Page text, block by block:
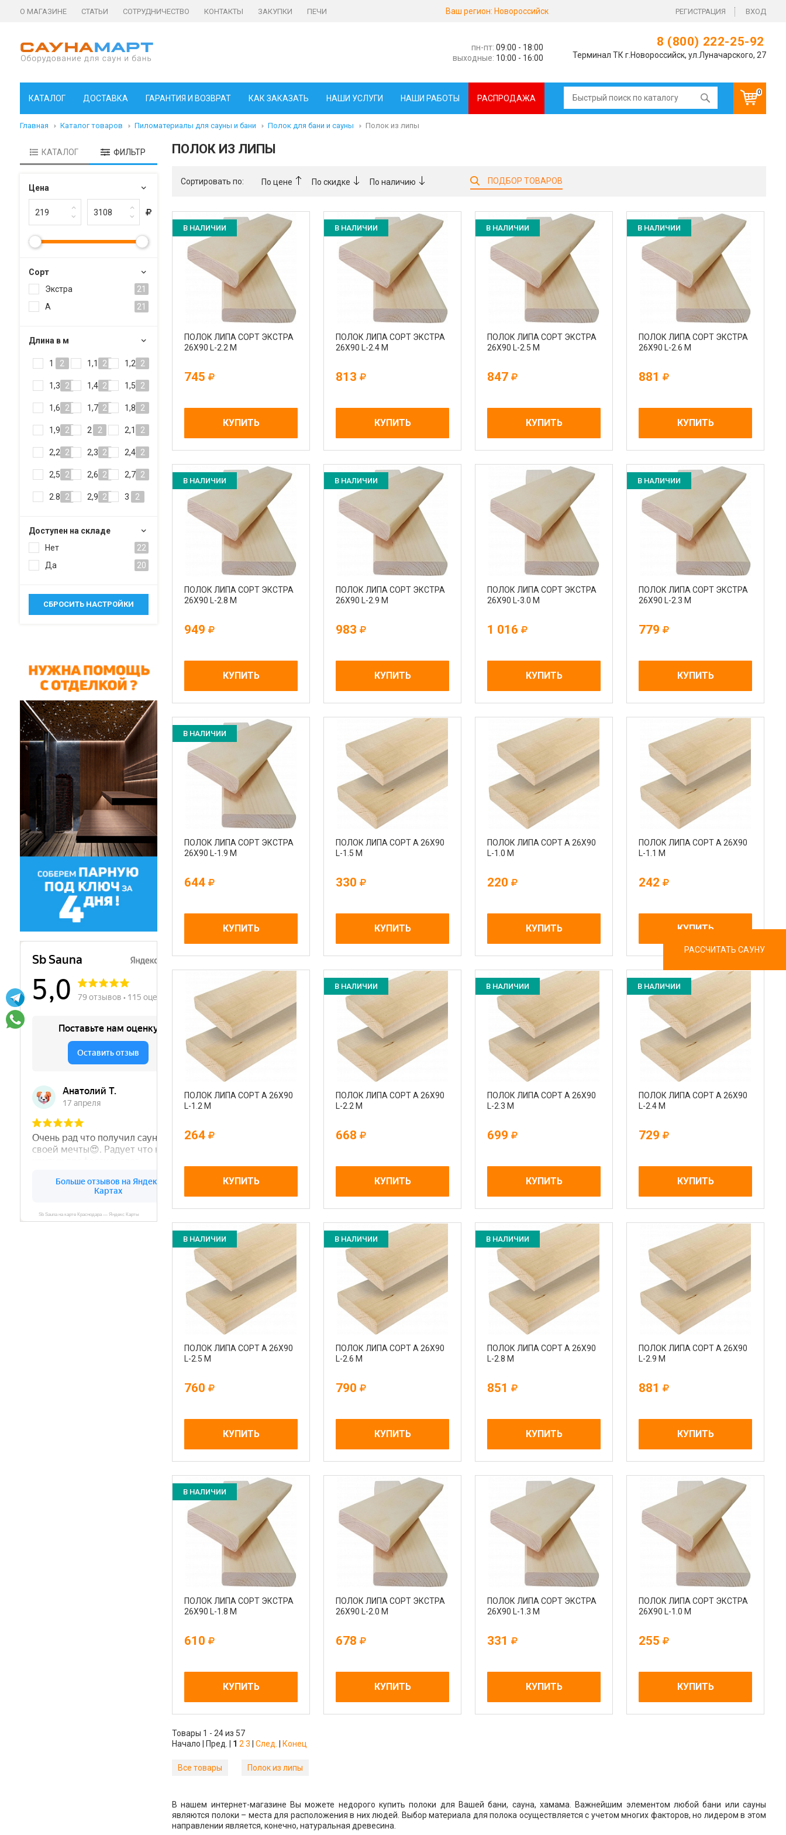
О МАГАЗИНЕ СТАТЬИ СОТРУДНИЧЕСТВО КОНТАКТЫ ЗАКУПКИ ПЕЧИ Ваш регион: Новороссийск РЕГИСТРАЦИЯ ВХОД
пн-пт: 09:00 - 18:00
выходные: 10:00 - 16:00
8 (800) 222-25-92
Терминал ТК г.Новороссийск, ул.Луначарского, 27
КАТАЛОГ ДОСТАВКА ГАРАНТИЯ И ВОЗВРАТ КАК ЗАКАЗАТЬ НАШИ УСЛУГИ НАШИ РАБОТЫ РАСПРОДАЖА
0
РАССЧИТАТЬ САУНУ
Главная Каталог товаров Пиломатериалы для сауны и бани Полок для бани и сауны Полок из липы
КАТАЛОГ ФИЛЬТР
Цена
Сорт
Экстра
21
А
21
Длина в м
1 2 1,1 2 1,2 2
1,3 2 1,4 2 1,5 2
1,6 2 1,7 2 1,8 2
1,9 2 2 2 2,1 2
2,2 2 2,3 2 2,4 2
2,5 2 2,6 2 2,7 2
2.8 2 2,9 2 3 2
Доступен на складе
Нет
22
Да
20
ПОЛОК ИЗ ЛИПЫ
Сортировать по: По цене По скидке По наличию ПОДБОР ТОВАРОВ
В НАЛИЧИИ
ПОЛОК ЛИПА СОРТ ЭКСТРА
26Х90 L-2.2 М
745
КУПИТЬ
В НАЛИЧИИ
ПОЛОК ЛИПА СОРТ ЭКСТРА
26Х90 L-2.4 М
813
КУПИТЬ
В НАЛИЧИИ
ПОЛОК ЛИПА СОРТ ЭКСТРА
26Х90 L-2.5 М
847
КУПИТЬ
В НАЛИЧИИ
ПОЛОК ЛИПА СОРТ ЭКСТРА
26Х90 L-2.6 М
881
КУПИТЬ
В НАЛИЧИИ
ПОЛОК ЛИПА СОРТ ЭКСТРА
26Х90 L-2.8 М
949
КУПИТЬ
В НАЛИЧИИ
ПОЛОК ЛИПА СОРТ ЭКСТРА
26Х90 L-2.9 М
983
КУПИТЬ
ПОЛОК ЛИПА СОРТ ЭКСТРА
26Х90 L-3.0 М
1 016
КУПИТЬ
В НАЛИЧИИ
ПОЛОК ЛИПА СОРТ ЭКСТРА
26Х90 L-2.3 М
779
КУПИТЬ
В НАЛИЧИИ
ПОЛОК ЛИПА СОРТ ЭКСТРА
26Х90 L-1.9 М
644
КУПИТЬ
ПОЛОК ЛИПА СОРТ А 26Х90
L-1.5 М
330
КУПИТЬ
ПОЛОК ЛИПА СОРТ А 26Х90
L-1.0 М
220
КУПИТЬ
ПОЛОК ЛИПА СОРТ А 26Х90
L-1.1 М
242
КУПИТЬ
ПОЛОК ЛИПА СОРТ А 26Х90
L-1.2 М
264
КУПИТЬ
В НАЛИЧИИ
ПОЛОК ЛИПА СОРТ А 26Х90
L-2.2 М
668
КУПИТЬ
В НАЛИЧИИ
ПОЛОК ЛИПА СОРТ А 26Х90
L-2.3 М
699
КУПИТЬ
В НАЛИЧИИ
ПОЛОК ЛИПА СОРТ А 26Х90
L-2.4 М
729
КУПИТЬ
В НАЛИЧИИ
ПОЛОК ЛИПА СОРТ А 26Х90
L-2.5 М
760
КУПИТЬ
В НАЛИЧИИ
ПОЛОК ЛИПА СОРТ А 26Х90
L-2.6 М
790
КУПИТЬ
В НАЛИЧИИ
ПОЛОК ЛИПА СОРТ А 26Х90
L-2.8 М
851
КУПИТЬ
ПОЛОК ЛИПА СОРТ А 26Х90
L-2.9 М
881
КУПИТЬ
В НАЛИЧИИ
ПОЛОК ЛИПА СОРТ ЭКСТРА
26Х90 L-1.8 М
610
КУПИТЬ
ПОЛОК ЛИПА СОРТ ЭКСТРА
26Х90 L-2.0 М
678
КУПИТЬ
ПОЛОК ЛИПА СОРТ ЭКСТРА
26Х90 L-1.3 М
331
КУПИТЬ
ПОЛОК ЛИПА СОРТ ЭКСТРА
26Х90 L-1.0 М
255
КУПИТЬ
Товары 1 - 24 из 57
Начало | Пред. | 1 2 3 След. Конец
Все товары Полок из липы
В нашем интернет-магазине Вы можете недорого купить полоки для Вашей бани, сауна, хамама. Важнейшим элементом любой бани или сауны
являются полоки – места для расположения в них людей. Выбор материала для полока осуществляется с учетом многих факторов, но лидером в этом
направлении является, конечно, натуральная древесина.